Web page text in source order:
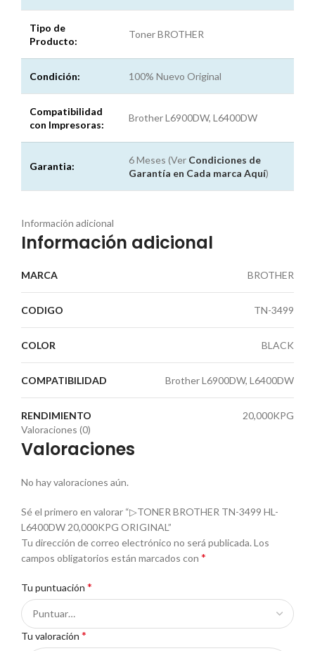
Tipo de
Producto:
Toner BROTHER
Condición: 100% Nuevo Original
Compatibilidad
con Impresoras:
Brother L6900DW, L6400DW
Garantia:
6 Meses (Ver Condiciones de
Garantía en Cada marca Aquí)
Información adicional
Información adicional
MARCA BROTHER
CODIGO TN-3499
COLOR BLACK
COMPATIBILIDAD Brother L6900DW, L6400DW
RENDIMIENTO
20,000KPG
Valoraciones (0)
Valoraciones
No hay valoraciones aún.
Sé el primero en valorar “▷TONER BROTHER TN-3499 HL-
L6400DW 20,000KPG ORIGINAL”
Tu dirección de correo electrónico no será publicada.Los
campos obligatorios están marcados con *
Tu puntuación *
Tu valoración *